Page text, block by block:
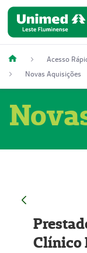
Acesso
Novas Aquisições
Clínico